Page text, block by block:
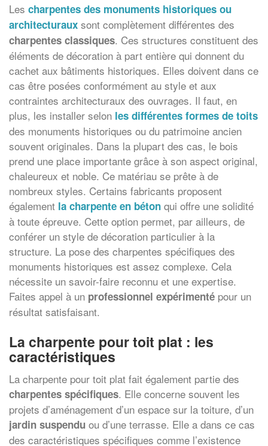
Les charpentes des monuments historiques ou
architecturaux sont complètement différentes des
charpentes classiques. Ces structures constituent des
éléments de décoration à part entière qui donnent du
cachet aux bâtiments historiques. Elles doivent dans ce
cas être posées conformément au style et aux
contraintes architecturaux des ouvrages. Il faut, en
plus, les installer selon les différentes formes de toits
des monuments historiques ou du patrimoine ancien
souvent originales. Dans la plupart des cas, le bois
prend une place importante grâce à son aspect original,
chaleureux et noble. Ce matériau se prête à de
nombreux styles. Certains fabricants proposent
également la charpente en béton qui offre une solidité
à toute épreuve. Cette option permet, par ailleurs, de
conférer un style de décoration particulier à la
structure. La pose des charpentes spécifiques des
monuments historiques est assez complexe. Cela
nécessite un savoir-faire reconnu et une expertise.
Faites appel à un professionnel expérimenté pour un
résultat satisfaisant.
La charpente pour toit plat : les
caractéristiques
La charpente pour toit plat fait également partie des
charpentes spécifiques. Elle concerne souvent les
projets d’aménagement d’un espace sur la toiture, d’un
jardin suspendu ou d’une terrasse. Elle a dans ce cas
des caractéristiques spécifiques comme l’existence